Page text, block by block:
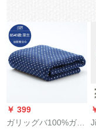
￥ 399
ガリッグバ100%ガラ